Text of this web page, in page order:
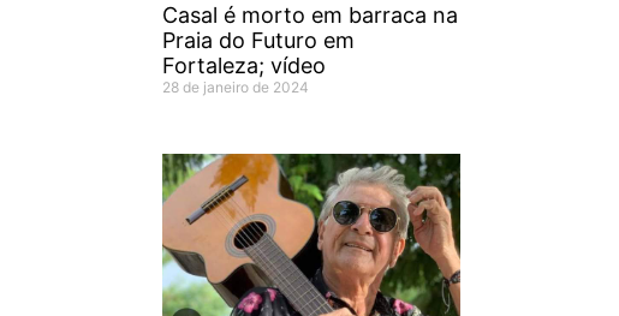
Casal é morto em barraca na
Praia do Futuro em
Fortaleza; vídeo
28 de janeiro de 2024